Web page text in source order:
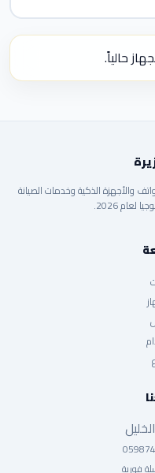
حالياً.
والأجهزة الذكية وخدمات الصيانة
لعام 2026.
فورية